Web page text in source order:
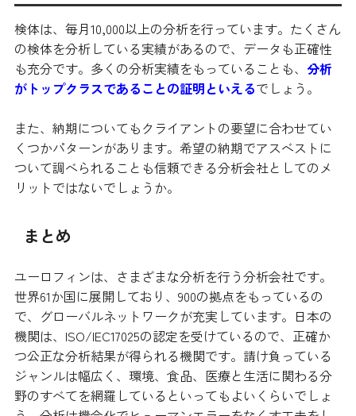
検体は、毎月10,000以上の分析を行っています。たくさん
の検体を分析している実績があるので、データも正確性
も充分です。多くの分析実績をもっていることも、 分析
がトップクラスであることの証明といえるでしょう。
また、納期についてもクライアントの要望に合わせてい
くつかパターンがあります。希望の納期でアスベストに
ついて調べられることも信頼できる分析会社としてのメ
リットではないでしょうか。
まとめ
ユーロフィンは、さまざまな分析を行う分析会社です。
世界61か国に展開しており、900の拠点をもっているの
で、グローバルネットワークが充実しています。日本の
機関は、ISO/IEC17025の認定を受けているので、正確か
つ公正な分析結果が得られる機関です。 請け負っている
ジャンルは幅広く、環境、食品、医療と生活に関わる分
野のすべてを網羅しているといってもよいくらいでしょ